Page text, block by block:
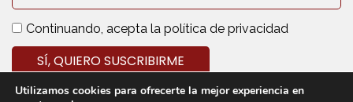
Continuando, acepta la política de privacidad
Utilizamos cookies para ofrecerte la mejor experiencia en